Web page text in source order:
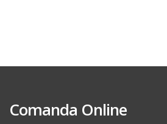
Comanda Online